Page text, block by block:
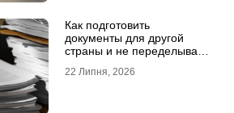
Как подготовить
документы для другой
страны и не переделывать
22 Липня, 2026